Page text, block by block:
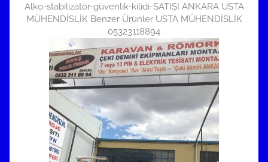
Alko-stabilizatör-güvenlik-kilidi-SATIŞI ANKARA USTA
MÜHENDİSLİK Benzer Ürünler USTA MÜHENDİSLİK
05323118894